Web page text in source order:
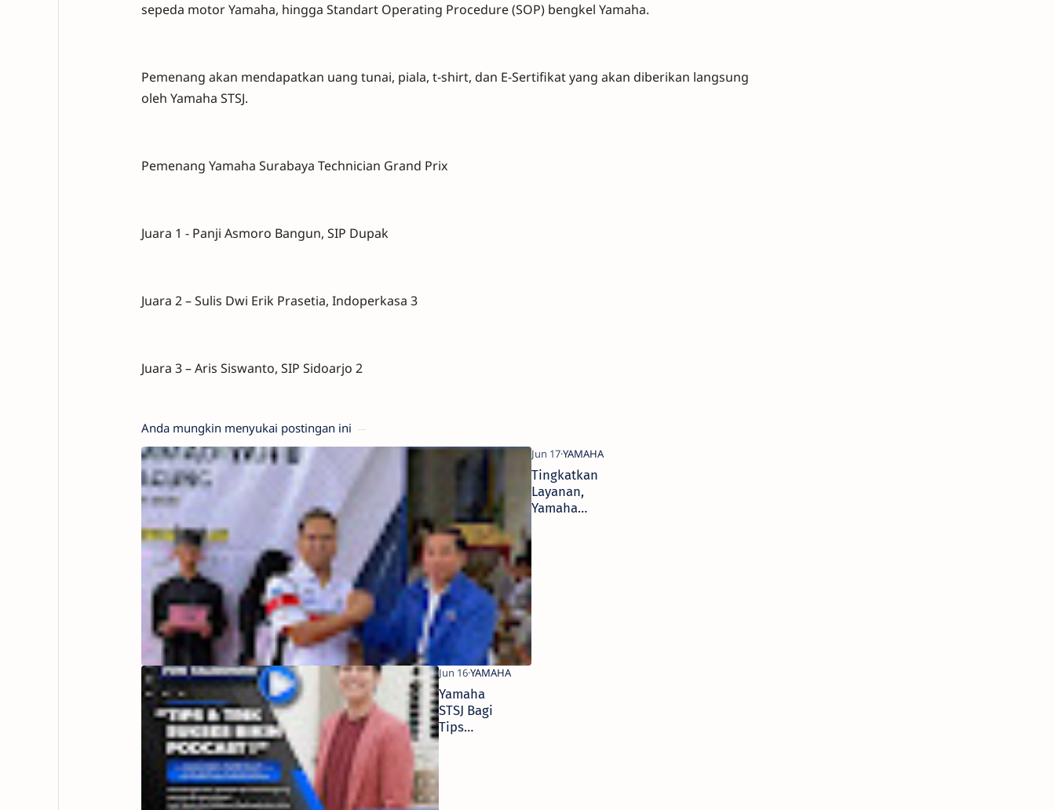
sepeda motor Yamaha, hingga Standart Operating Procedure (SOP) bengkel Yamaha.
Pemenang akan mendapatkan uang tunai, piala, t-shirt, dan E-Sertifikat yang akan diberikan langsung
oleh Yamaha STSJ.
Pemenang Yamaha Surabaya Technician Grand Prix
Juara 1 - Panji Asmoro Bangun, SIP Dupak
Juara 2 – Sulis Dwi Erik Prasetia, Indoperkasa 3
Juara 3 – Aris Siswanto, SIP Sidoarjo 2
Anda mungkin menyukai postingan ini
Tingkatkan
Layanan,
Yamaha
Jaringan di
Yamaha
STSJ Bagi
Tips
Langkah